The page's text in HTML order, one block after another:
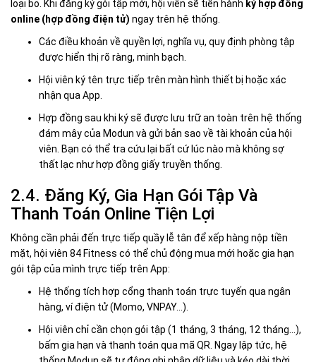
loại bỏ. Khi đăng ký gói tập mới, hội viên sẽ tiến hành ký hợp đồng
online (hợp đồng điện tử) ngay trên hệ thống.
Các điều khoản về quyền lợi, nghĩa vụ, quy định phòng tập
được hiển thị rõ ràng, minh bạch.
Hội viên ký tên trực tiếp trên màn hình thiết bị hoặc xác
nhận qua App.
Hợp đồng sau khi ký sẽ được lưu trữ an toàn trên hệ thống
đám mây của Modun và gửi bản sao về tài khoản của hội
viên. Bạn có thể tra cứu lại bất cứ lúc nào mà không sợ
thất lạc như hợp đồng giấy truyền thống.
2.4. Đăng Ký, Gia Hạn Gói Tập Và
Thanh Toán Online Tiện Lợi
Không cần phải đến trực tiếp quầy lễ tân để xếp hàng nộp tiền
mặt, hội viên 84 Fitness có thể chủ động mua mới hoặc gia hạn
gói tập của mình trực tiếp trên App:
Hệ thống tích hợp cổng thanh toán trực tuyến qua ngân
hàng, ví điện tử (Momo, VNPAY…).
Hội viên chỉ cần chọn gói tập (1 tháng, 3 tháng, 12 tháng…),
bấm gia hạn và thanh toán qua mã QR. Ngay lập tức, hệ